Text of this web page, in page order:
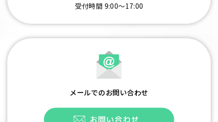
受付時間 9:00～17:00
メールでのお問い合わせ